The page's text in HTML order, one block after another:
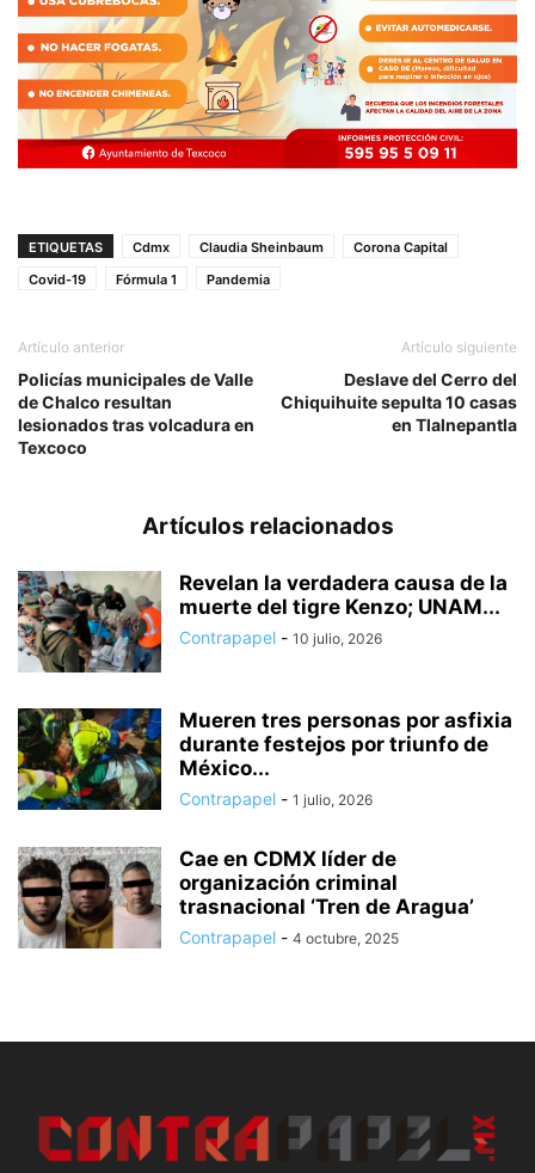
ETIQUETAS Cdmx Claudia Sheinbaum
Corona Capital
Covid-19
Fórmula 1 Pandemia
Artículo anterior
Policías municipales de Valle
de Chalco resultan
lesionados tras volcadura en
Texcoco
Artículo siguiente
Deslave del Cerro del
Chiquihuite sepulta 10 casas
en Tlalnepantla
Artículos relacionados
Revelan la verdadera causa de la
muerte del tigre Kenzo; UNAM...
Contrapapel - 10 julio, 2026
Mueren tres personas por asfixia
durante festejos por triunfo de
México...
Contrapapel - 1 julio, 2026
Cae en CDMX líder de
organización criminal
trasnacional ‘Tren de Aragua’
Contrapapel - 4 octubre, 2025